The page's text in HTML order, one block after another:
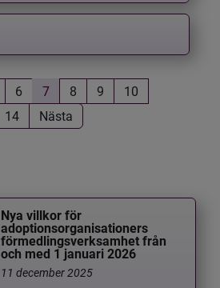
6 7 8 9
10
14 Nästa
Nya villkor för
adoptionsorganisationers
förmedlingsverksamhet från
och med 1 januari 2026
11 december 2025